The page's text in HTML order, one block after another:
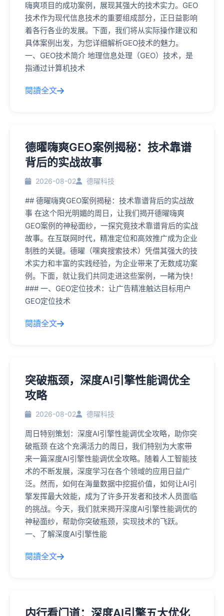
嗨爽项目的成功案例，展现其强大的技术实力。GEO
技术作为现代信息技术的重要组成部分，正日益影响
着各行各业的发展。下面，我们将从实际操作建议和
具体案例出发，为您详细解析GEO技术的魅力。
一、GEO技术简介 地理信息处理（GEO）技术，是
指通过计算机技术
閱讀全文
德曜嗨爽GEO案例揭秘：技术靠谱
背后的实战故事
2026-08-02 德曜科技
## 德曜嗨爽GEO案例揭秘：技术靠谱背后的实战故
事 在这个阳光明媚的周日，让我们揭开德曜嗨爽
GEO案例的神秘面纱，一探究竟技术靠谱背后的实战
故事。在互联网时代，精准定位和高效推广成为企业
制胜的关键。德曜（嘿爽搜索技术）凭借其强大的技
术实力和丰富的实践经验，为企业带来了无数成功案
例。下面，就让我们共同走进这些案例，一睹为快！
### 一、GEO定位技术：让广告精准触达目标用户
GEO定位技术
閱讀全文
突破瓶颈，深度AI引擎性能调优全
攻略
2026-08-02 德曜科技
周日特别策划：深度AI引擎性能调优全攻略，助你突
破瓶颈 在这个充满活力的周日，我们特别为大家带
来一篇深度AI引擎性能调优全攻略。随着人工智能技
术的不断发展，深度学习在各个领域的应用日益广
泛。然而，如何在海量数据中挖掘价值，如何让AI引
擎发挥最大效能，成为了许多开发者和技术人员面临
的挑战。今天，我们就来揭开深度AI引擎性能调优的
神秘面纱，帮助你突破瓶颈，实现技术的飞跃。
一、了解深度AI引擎性能
閱讀全文
内行看门道：深度AI引擎五大优化